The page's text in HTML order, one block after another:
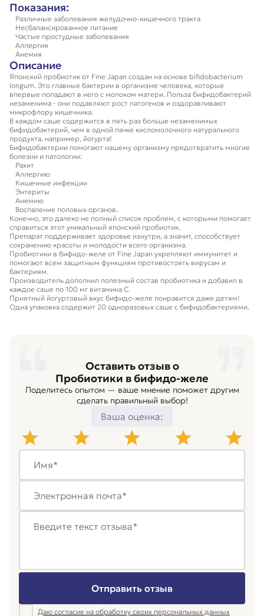
Показания:
Различные заболевания желудочно-кишечного тракта
Несбалансированное питание
Частые простудные заболевания
Аллергия
Анемия
Описание
Японский пробиотик от Fine Japan создан на основе bifidobacterium
longum. Это главные бактерии в организме человека, которые
впервые попадают в него с молоком матери. Польза бифидобактерий
незаменима - они подавляют рост патогенов и оздоравливают
микрофлору кишечника.
В каждом саше содержится в пять раз больше незаменимых
бифидобактерий, чем в одной пачке кисломолочного натурального
продукта, например, йогурта!
Бифидобактерии помогают нашему организму предотвратить многие
болезни и патологии:
Рахит
Аллергию
Кишечные инфекции
Энтериты
Анемию
Воспаление половых органов.
Конечно, это далеко не полный список проблем, с которыми помогает
справиться этот уникальный японский пробиотик.
Препарат поддерживает здоровье изнутри, а значит, способствует
сохранению красоты и молодости всего организма.
Пробиотики в бифидо-желе от Fine Japan укрепляют иммунитет и
помогают всем защитным функциям противостоять вирусам и
бактериям.
Производитель дополнил полезный состав пробиотика и добавил в
каждое саше по 100 мг витамина С.
Приятный йогуртовый вкус бифидо-желе понравится даже детям!
Одна упаковка содержит 20 одноразовых саше с бифидобактериями.
Оставить отзыв о
Пробиотики в бифидо-желе
Поделитесь опытом — ваше мнение поможет другим
сделать правильный выбор!
Ваша оценка:
Отправить отзыв
Даю согласие на обработку своих персональных данных